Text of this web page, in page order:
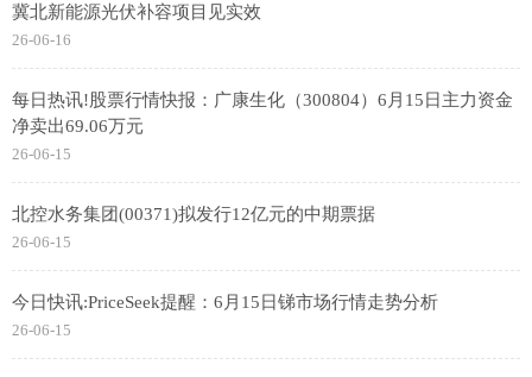
冀北新能源光伏补容项目见实效
26-06-16
每日热讯!股票行情快报：广康生化（300804）6月15日主力资金
净卖出69.06万元
26-06-15
北控水务集团(00371)拟发行12亿元的中期票据
26-06-15
今日快讯:PriceSeek提醒：6月15日锑市场行情走势分析
26-06-15